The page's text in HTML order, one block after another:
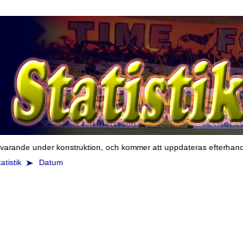
under konstruktion, och kommer att uppdateras
Datum